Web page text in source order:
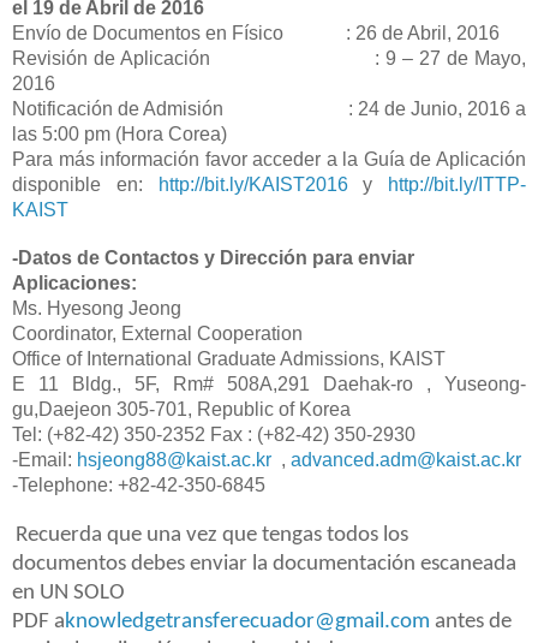
el 19 de Abril de 2016
Envío de Documentos en Físico : 26 de Abril, 2016
Revisión de Aplicación : 9 – 27 de Mayo,
2016
Notificación de Admisión : 24 de Junio, 2016 a
las 5:00 pm (Hora Corea)
Para más información favor acceder a la Guía de Aplicación
disponible en:
http://bit.ly/KAIST2016y
http://bit.ly/ITTP-
KAIST
-Datos de Contactos y Dirección para enviar
Aplicaciones:
Ms. Hyesong Jeong
Coordinator, External Cooperation
Office of International Graduate Admissions, KAIST
E 11 Bldg., 5F, Rm# 508A,291 Daehak-ro , Yuseong-
gu,Daejeon 305-701, Republic of Korea
Tel: (+82-42) 350-2352 Fax : (+82-42) 350-2930
-Email: hsjeong88@kaist.ac.kr , advanced.adm@kaist.ac.kr
-Telephone: +82-42-350-6845
Recuerda que una vez que tengas todos los
documentos debes enviar la documentación escaneada
en UN SOLO
PDF aknowledgetransferecuador@gmail.com antes de